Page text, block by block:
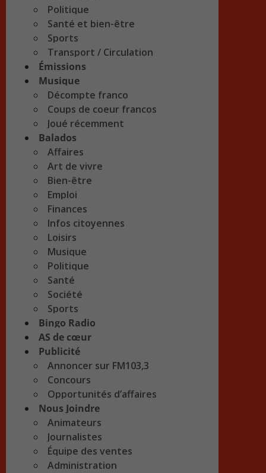
Politique
Santé et bien-être
Sports
Transport / Circulation
Émissions
Musique
Décompte franco
Coups de coeur francos
Joué récemment
Balados
Affaires
Art de vivre
Bien-être
Emploi
Finances
Infos citoyennes
Loisirs
Musique
Politique
Santé
Société
Sports
Bingo Radio
AS de cœur
Publicité
Annoncer sur FM103,3
Concours
Opportunités d’affaires
Nous Joindre
Animateurs
Journalistes
Équipe des ventes
Administration